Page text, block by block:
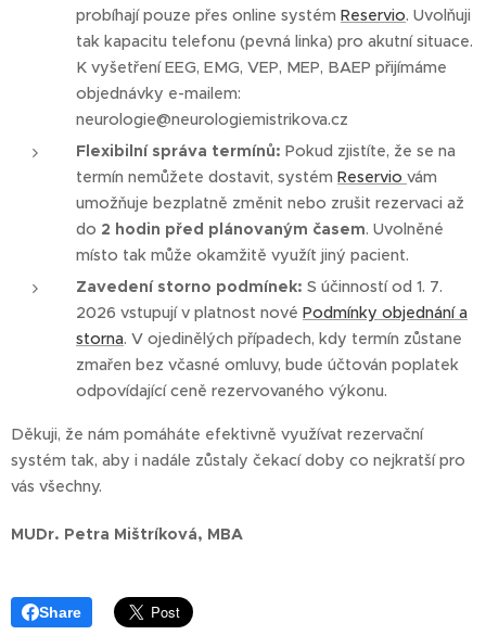
probíhají pouze přes online systém Reservio. Uvolňuji
tak kapacitu telefonu (pevná linka) pro akutní situace.
K vyšetření EEG, EMG, VEP, MEP, BAEP přijímáme
objednávky e-mailem:
neurologie@neurologiemistrikova.cz
Flexibilní správa termínů: Pokud zjistíte, že se na
termín nemůžete dostavit, systém Reservio vám
umožňuje bezplatně změnit nebo zrušit rezervaci až
do 2 hodin před plánovaným časem. Uvolněné
místo tak může okamžitě využít jiný pacient.
Zavedení storno podmínek: S účinností od 1. 7.
2026 vstupují v platnost nové Podmínky objednání a
storna. V ojedinělých případech, kdy termín zůstane
zmařen bez včasné omluvy, bude účtován poplatek
odpovídající ceně rezervovaného výkonu.
Děkuji, že nám pomáháte efektivně využívat rezervační
systém tak, aby i nadále zůstaly čekací doby co nejkratší pro
vás všechny.
MUDr. Petra Mištríková, MBA
Share